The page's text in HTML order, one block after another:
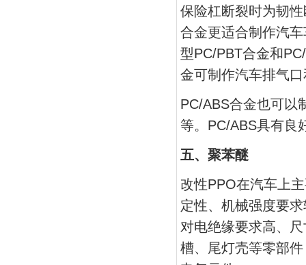
保险杠断裂时为韧
合金更适合制作汽
型PC/PBT合金和
金可制作汽车排气
PC/ABS合金也可以
等。PC/ABS具有良
五、聚苯醚
改性PPO在汽车上
定性、机械强度要
对电绝缘要求高、
槽、尾灯壳等零部